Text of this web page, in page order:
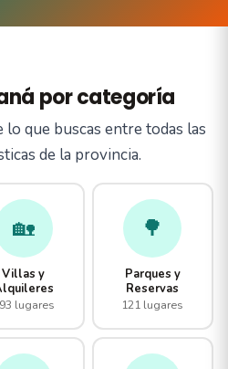
por categoría
que buscas entre todas las
de la provincia.
🏡
Villas y
lugares
🌳
Parques y
Reservas
121 lugares